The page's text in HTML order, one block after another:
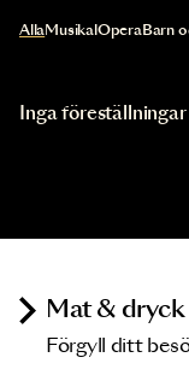
Val av kategori
AllaMusikal OperaBarn
Inga
Mat & dryck
Förgyll ditt